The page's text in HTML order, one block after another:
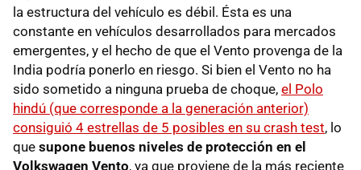
la estructura del vehículo es débil. Ésta es una
constante en vehículos desarrollados para mercados
emergentes, y el hecho de que el Vento provenga de la
India podría ponerlo en riesgo. Si bien el Vento no ha
sido sometido a ninguna prueba de choque, el Polo
hindú (que corresponde a la generación anterior)
consiguió 4 estrellas de 5 posibles en su crash test, lo
que supone buenos niveles de protección en el
Volkswagen Vento, ya que proviene de la más reciente